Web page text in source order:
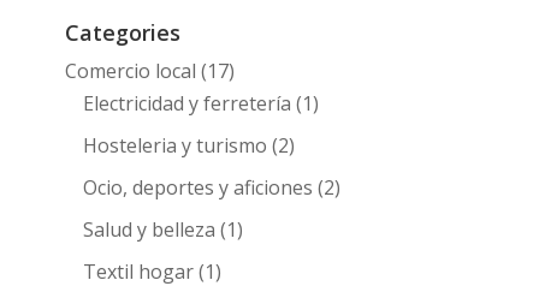
Categories
Comercio local (17)
Electricidad y ferretería (1)
Hosteleria y turismo (2)
Ocio, deportes y aficiones (2)
Salud y belleza (1)
Textil hogar(1)